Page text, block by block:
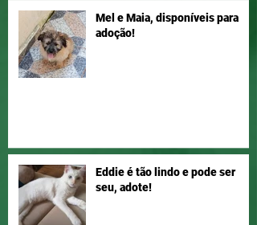
Mel e Maia, disponíveis para
adoção!
Eddie é tão lindo e pode ser
seu, adote!